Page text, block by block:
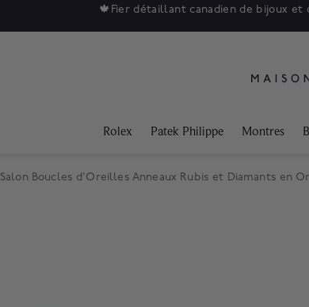
🍁 Fier détaillant canadien de bijoux et
Rolex Patek Philippe Montres
Salon Boucles d'Oreilles Anneaux Rubis et Diamants en